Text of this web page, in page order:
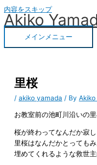
内容をスキップ
Akiko
メインメニュー
里桜
/akiko yamada / ByAkiko
お教室前の池町川沿いの
桜が終わってなんだか寂
里桜はなんだかとっても
埋めてくれるような救世